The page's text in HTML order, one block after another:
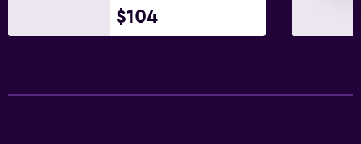
$104